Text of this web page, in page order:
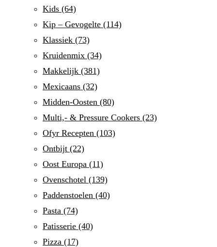
Kids (64)
Kip – Gevogelte (114)
Klassiek (73)
Kruidenmix (34)
Makkelijk (381)
Mexicaans (32)
Midden-Oosten (80)
Multi,- & Pressure Cookers (23)
Ofyr Recepten (103)
Ontbijt (22)
Oost Europa (11)
Ovenschotel (139)
Paddenstoelen (40)
Pasta (74)
Patisserie (40)
Pizza (17)